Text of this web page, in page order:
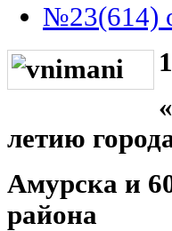
№23(614)
летию
Амурска и
района